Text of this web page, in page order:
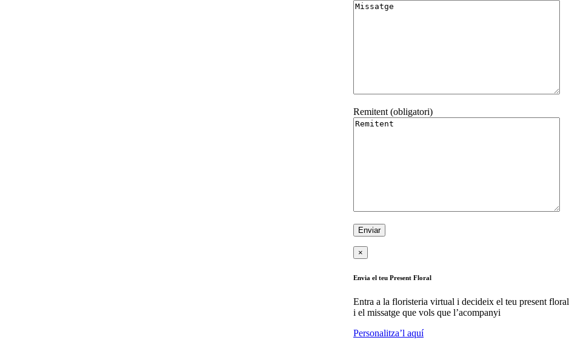
Remitent (obligatori)
×
Envia el teu Present Floral
Entra a la floristeria virtual i decideix el teu present floral
i el missatge que vols que l’acompanyi
Personalitza’l aquí